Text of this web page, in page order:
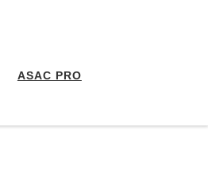
ASAC PRO